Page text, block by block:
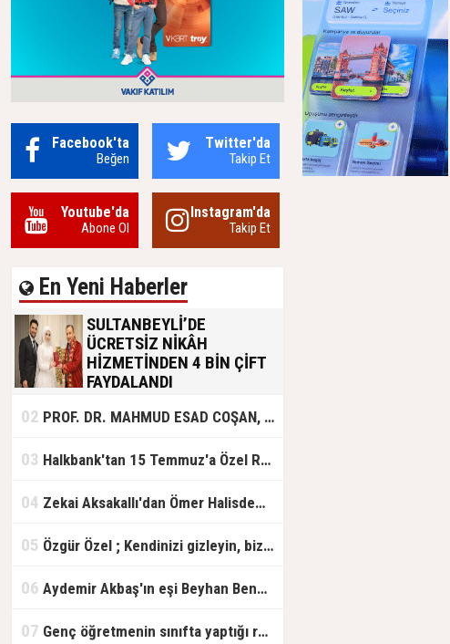
Facebook'ta
Beğen
Twitter'da
Takip Et
Youtube'da
Abone Ol
Instagram'da
Takip Et
En Yeni Haberler
SULTANBEYLİ’DE
ÜCRETSİZ NİKÂH
HİZMETİNDEN 4 BİN ÇİFT
FAYDALANDI
olan gençlere destek amacıyla
başlattığı ücretsiz nikâh hizmetini
başlattıklarını belirten Sultanbeyli
ücretsiz hizmet vermenin
02 PROF. DR. MAHMUD ESAD COŞAN, DOĞUMUNUN HİCRÎ 91. YILINDA ELAZIĞ'DA YÂD EDİLECEK
03 Halkbank'tan 15 Temmuz'a Özel Reklam Filmi: "İrade Bizim, Zafer Bizim"
04 Zekai Aksakallı'dan Ömer Halisdemir'e 'vefa' ziyareti!
05 Özgür Özel ; Kendinizi gizleyin, bizden işaret bekleyin
06 Aydemir Akbaş'ın eşi Beyhan Benek Akbaş hayatını kaybetti
07 Genç öğretmenin sınıfta yaptığı rezil paylaşım